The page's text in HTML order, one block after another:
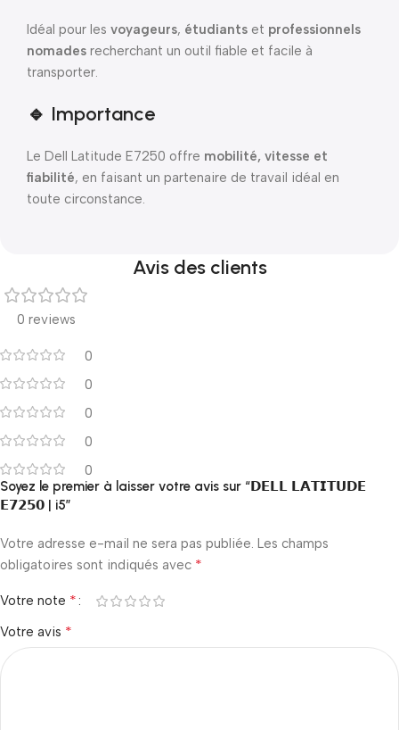
Idéal pour les voyageurs, étudiants et professionnels
nomades recherchant un outil fiable et facile à
transporter.
🔹 Importance
Le Dell Latitude E7250 offre mobilité, vitesse et
fiabilité, en faisant un partenaire de travail idéal en
toute circonstance.
Avis des clients
0 reviews
0
0
0
0
0
Soyez le premier à laisser votre avis sur “𝗗𝗘𝗟𝗟 𝗟𝗔𝗧𝗜𝗧𝗨𝗗𝗘
𝗘𝟳𝟮𝟱𝟬 | i5”
Votre adresse e-mail ne sera pas publiée. Les champs
obligatoires sont indiqués avec *
Votre note *
Votre avis *